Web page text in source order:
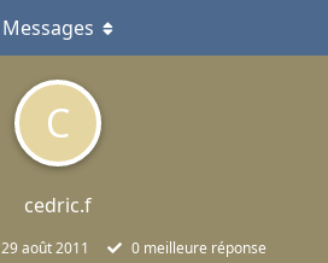
C
cedric.f
29 août 2011 0 meilleure réponse
Messages